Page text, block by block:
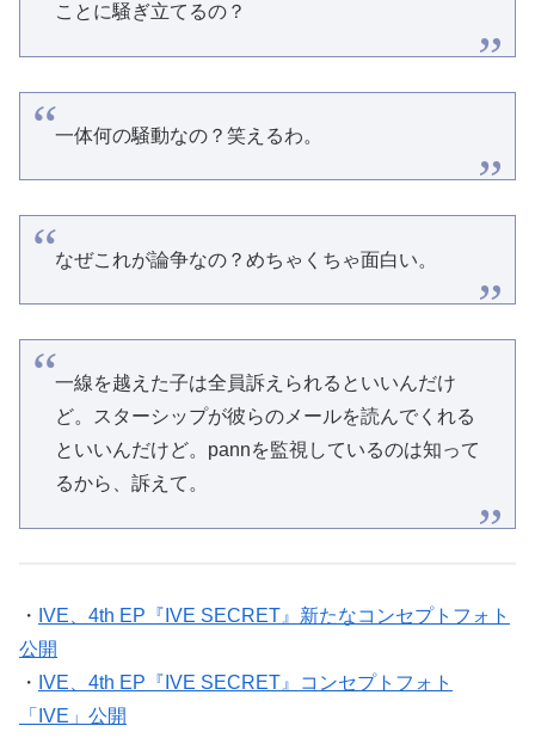
ことに騒ぎ立てるの？
一体何の騒動なの？笑えるわ。
なぜこれが論争なの？めちゃくちゃ面白い。
一線を越えた子は全員訴えられるといいんだけ
ど。スターシップが彼らのメールを読んでくれる
といいんだけど。pannを監視しているのは知って
るから、訴えて。
・ IVE、4th EP『IVE SECRET』新たなコンセプトフォト
公開
・ IVE、4th EP『IVE SECRET』コンセプトフォト
「IVE」公開